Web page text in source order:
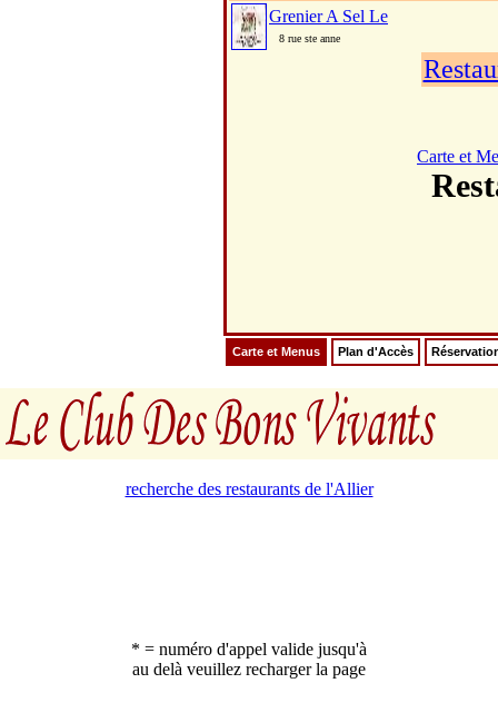
Grenier A Sel Le
8 rue ste anne
Carte et
Carte et Menus Plan d'Accès
recherche des restaurants de l'Allier
* = numéro d'appel valide jusqu'à
au delà veuillez recharger la page